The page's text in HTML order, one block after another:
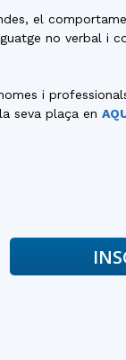
el
no verbal i
i
seva plaça en